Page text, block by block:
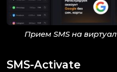
Прием SMS на
SMS-Activate